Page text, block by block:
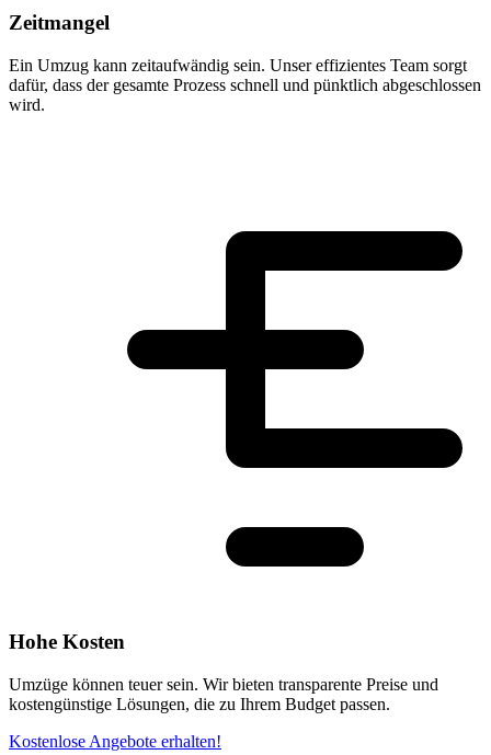
Zeitmangel
Ein Umzug kann zeitaufwändig sein. Unser effizientes Team sorgt
dafür, dass der gesamte Prozess schnell und pünktlich abgeschlossen
wird.
Hohe Kosten
Umzüge können teuer sein. Wir bieten transparente Preise und
kostengünstige Lösungen, die zu Ihrem Budget passen.
Kostenlose Angebote erhalten!